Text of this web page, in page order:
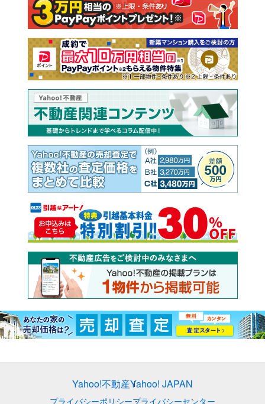
売却査定
Yahoo!不動産Yahoo! JAPAN
プライバシーポリシープライバシーセンター